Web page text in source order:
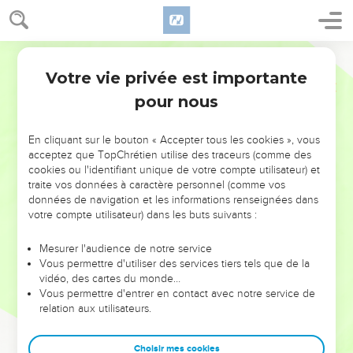
NE MANQUEZ PAS L’ÉVÉNEMENT
DE L’ANNÉE !
ET SI LEURS ERREURS POUVAIENT VOUS ÉVITER LES
VOTRES ?
leur foi ou leur vision. Mais on voit moins les doutes, les erreurs
et les saisons difficiles qu'ils ont traversés, alors même que ce
sont elles qui les ont façonnés.
Dans cette conférence, leaders, entrepreneurs, et responsables
clés pour avancer avec plus de sagesse afin que leurs erreurs
Votre vie privée est importante
pour nous
En cliquant sur le bouton « Accepter tous les cookies », vous
acceptez que TopChrétien utilise des traceurs (comme des
cookies ou l'identifiant unique de votre compte utilisateur) et
traite vos données à caractère personnel (comme vos
données de navigation et les informations renseignées dans
votre compte utilisateur) dans les buts suivants :
Mesurer l'audience de notre service
Vous permettre d'utiliser des services tiers tels que de la
vidéo, des cartes du monde…
Vous permettre d'entrer en contact avec notre service de
relation aux utilisateurs.
Choisir mes cookies